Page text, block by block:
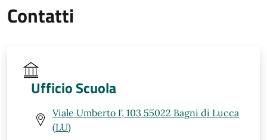
Contatti
Ufficio Scuola
Viale Umberto I', 103 55022 Bagni di Lucca
(LU)